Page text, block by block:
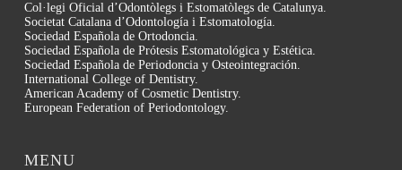
Col·legi Oficial d’Odontòlegs i Estomatòlegs de Catalunya.
Societat Catalana d’Odontología i Estomatología.
Sociedad Española de Ortodoncia.
Sociedad Española de Prótesis Estomatológica y Estética.
Sociedad Española de Periodoncia y Osteointegración.
International College of Dentistry.
American Academy of Cosmetic Dentistry.
European Federation of Periodontology.
MENU